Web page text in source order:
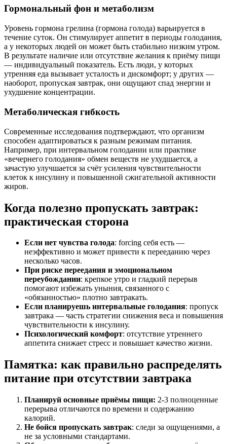
Гормональный фон и метаболизм
Уровень гормона грелина (гормона голода) варьируется в
течение суток. Он стимулирует аппетит в периоды голодания,
а у некоторых людей он может быть стабильно низким утром.
В результате наличие или отсутствие желания к приёму пищи
— индивидуальный показатель. Есть люди, у которых
утренняя еда вызывает усталость и дискомфорт; у других —
наоборот, пропуская завтрак, они ощущают спад энергии и
ухудшение концентрации.
Метаболическая гибкость
Современные исследования подтверждают, что организм
способен адаптироваться к разным режимам питания.
Например, при интервальном голодании или практике
«вечернего голодания» обмен веществ не ухудшается, а
зачастую улучшается за счёт усиления чувствительности
клеток к инсулину и повышенной сжигательной активности
жиров.
Когда полезно пропускать завтрак:
практическая сторона
Если нет чувства голода: forcing себя есть —
неэффективно и может привести к перееданию через
несколько часов.
При риске переедания и эмоциональном
переубождании: крепкое утро и гладкий перерыв
помогают избежать уныния, связанного с
«обязанностью» плотно завтракать.
Если планируешь интервальные голодания: пропуск
завтрака — часть стратегии снижения веса и повышения
чувствительности к инсулину.
Психологический комфорт: отсутствие утреннего
аппетита снижает стресс и повышает качество жизни.
Памятка: как правильно распределять
питание при отсутствии завтрака
Планируй основные приёмы пищи: 2-3 полноценные
перерыва отличаются по времени и содержанию
калорий.
Не бойся пропускать завтрак: следи за ощущениями, а
не за условными стандартами.